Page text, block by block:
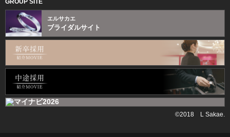
エルサカエ
ブライダルサイト
©2018 L Sakae.